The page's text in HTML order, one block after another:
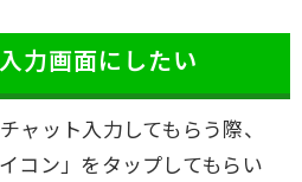
力画面にしたい
ャット入力してもらう際、
コン」をタップしてもらい